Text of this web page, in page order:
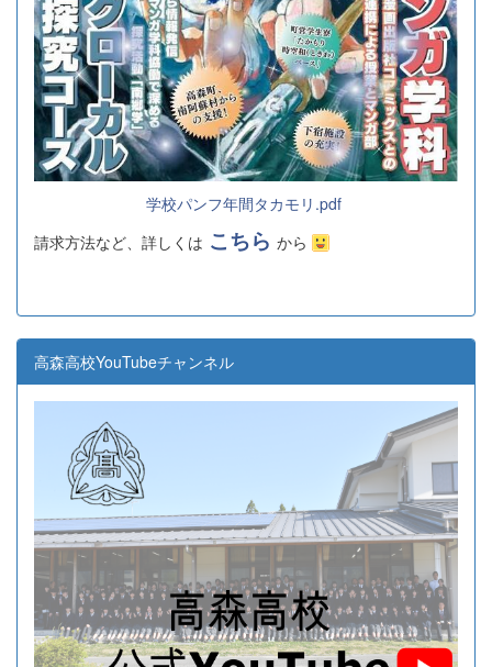
学校パンフ年間タカモリ.pdf
請求方法など、詳しくは こちら から
高森高校YouTubeチャンネル